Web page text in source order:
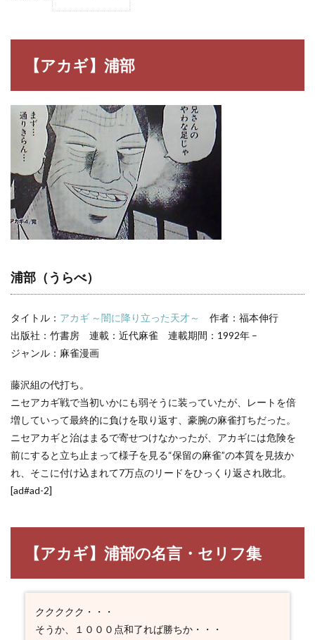
浦部
浦部
（う
ら
べ）
2
【ア
カ
ギ】
言・
3
アカ
登場
人物
【アカギ】浦部
浦部（うらべ）
タイトル： アカギ ～闇に降り立った天才～
作者：福本伸行
出版社：竹書房 連載：近代麻雀 連載期間：1992年 –
ジャンル：麻雀漫画
藤沢組の代打ち。
ニセアカギ戦で当初いかにも弱そうに装っていたが、レートを倍
増していって最終的に負けを取り返す、豪腕の麻雀打ちだった。
ニセアカギと治はまるで寄せつけなかったが、アカギには危険を
前にすると立ち止まって様子を見る“保留の麻雀”の本質を見抜か
れ、そこに付け込まれて7万点のリードをひっくり返され敗北。
[ad#ad-2]
【アカギ】浦部の名言・セリフ集
ククククク・・・
そうか、１０００点和了れば勝ちか・・・